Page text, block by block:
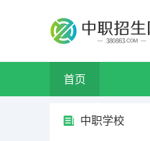
首页
中职学校